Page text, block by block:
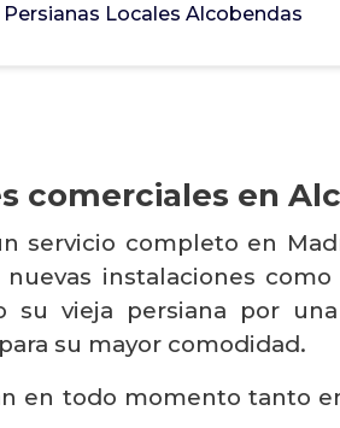
Persianas Locales Alcobendas
comerciales en
servicio completo en
instalaciones
su vieja persiana por
su mayor comodidad.
en todo momento tanto